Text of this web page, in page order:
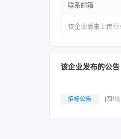
联系邮箱
该企业尚未上传营
该企业发布的公告
招标公告 [四川]